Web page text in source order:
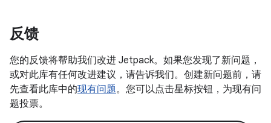
反馈
您的反馈将帮助我们改进 Jetpack。如果您发现了新问题，
或对此库有任何改进建议，请告诉我们。创建新问题前，请
先查看此库中的现有问题。您可以点击星标按钮，为现有问
题投票。